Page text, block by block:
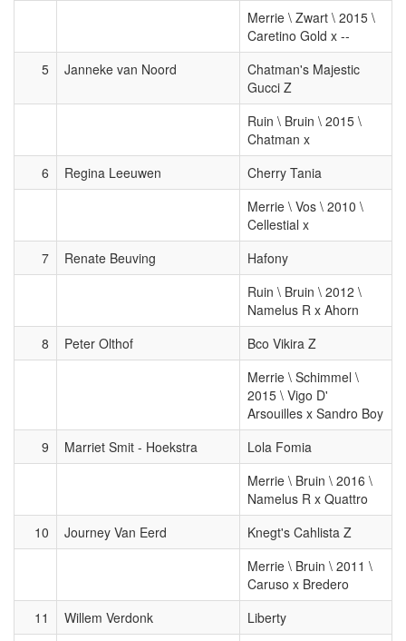
Merrie \ Zwart \ 2015 \
Caretino Gold x --
5
Janneke van Noord
Chatman's Majestic
Gucci Z
Ruin \ Bruin \ 2015 \
Chatman x
6
Regina Leeuwen
Cherry Tania
Merrie \ Vos \ 2010 \
Cellestial x
7
Renate Beuving
Hafony
Ruin \ Bruin \ 2012 \
Namelus R x Ahorn
8
Peter Olthof
Bco Vikira Z
Merrie \ Schimmel \
2015 \ Vigo D'
Arsouilles x Sandro Boy
9
Marriet Smit - Hoekstra
Lola Fomia
Merrie \ Bruin \ 2016 \
Namelus R x Quattro
10
Journey Van Eerd
Knegt's Cahlista Z
Merrie \ Bruin \ 2011 \
Caruso x Bredero
11
Willem Verdonk
Liberty